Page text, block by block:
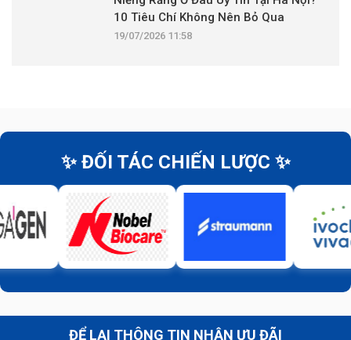
10 Tiêu Chí Không Nên Bỏ Qua
19/07/2026 11:58
✨ ĐỐI TÁC CHIẾN LƯỢC ✨
ĐỂ LẠI THÔNG TIN NHẬN ƯU ĐÃI